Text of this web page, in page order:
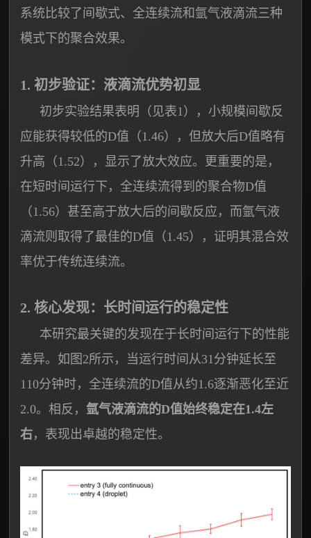
系统比较了间歇式、全连续流和氩气液滴流三种
模式下的聚合效果。
1. 初步验证：液滴流优势初显
初步实验结果表明（见表1），小规模间歇反
应能获得较低的D值（1.46），但放大后D值略有
升高（1.52），显示了放大效应。更重要的是，
在短时间运行下，全连续流得到的聚合物D值
（1.56）甚至高于放大后的间歇反应，而氩气液
滴流则取得了最佳的D值（1.45），证明其混合效
率优于传统连续流。
2. 核心发现：长时间运行的稳定性
本研究最关键的发现在于长时间运行下的性能
差异。如图2所示，当运行时间从31分钟延长至
110分钟时，全连续流的D值从约1.6逐渐恶化至近
2.0。相反，氩气液滴流的D值始终稳定在1.4左
右，表现出卓越的稳定性。